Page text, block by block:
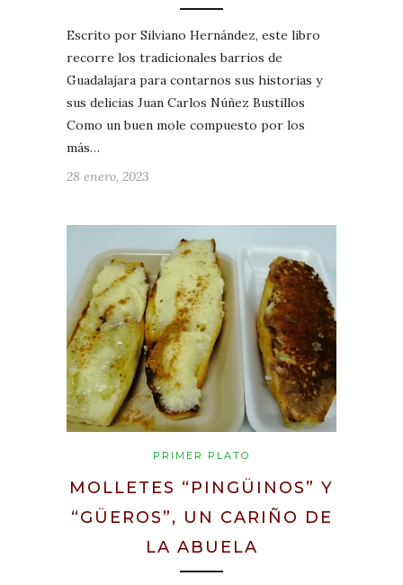
Escrito por Silviano Hernández, este libro
recorre los tradicionales barrios de
Guadalajara para contarnos sus historias y
sus delicias Juan Carlos Núñez Bustillos
Como un buen mole compuesto por los
más…
28 enero, 2023
PRIMER PLATO
MOLLETES “PINGÜINOS” Y
“GÜEROS”, UN CARIÑO DE
LA ABUELA